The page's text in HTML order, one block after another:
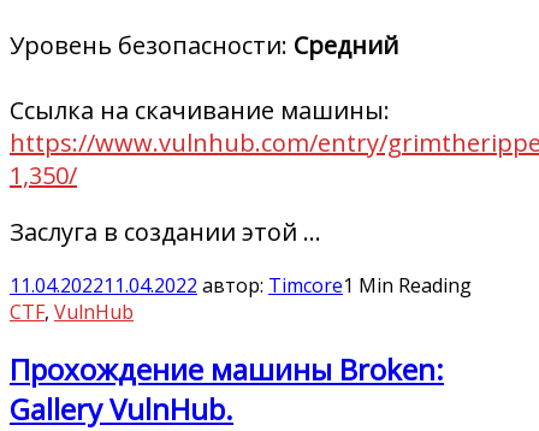
Уровень безопасности: Средний
Ссылка на скачивание машины:
https://www.vulnhub.com/entry/
1,350/
Заслуга в создании этой …
11.04.202211.04.2022 автор: Timcore1 Min Reading
CTF, VulnHub
Прохождение машины Broken:
Gallery VulnHub.